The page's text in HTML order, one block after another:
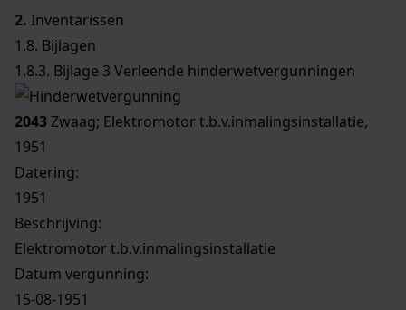
2. Inventarissen
1.8. Bijlagen
1.8.3. Bijlage 3 Verleende hinderwetvergunningen
2043Zwaag; Elektromotor t.b.v.inmalingsinstallatie,
1951
Datering:
1951
Beschrijving:
Elektromotor t.b.v.inmalingsinstallatie
Datum vergunning:
15-08-1951